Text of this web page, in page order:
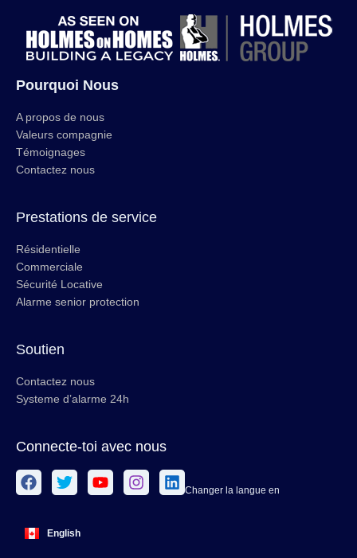
Pourquoi Nous
A propos de nous
Valeurs compagnie
Témoignages
Contactez nous
Prestations de service
Résidentielle
Commerciale
Sécurité Locative
Alarme senior protection
Soutien
Contactez nous
Systeme d’alarme 24h
Connecte-toi avec nous
Changer la langue en
English